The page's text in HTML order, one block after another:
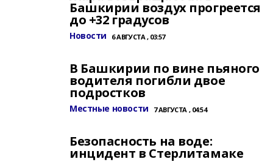
Башкирии воздух прогреется
до +32 градусов
Новости 6 АВГУСТА , 03:57
В Башкирии по вине пьяного
водителя погибли двое
подростков
Местные новости 7 АВГУСТА , 04:54
Безопасность на воде:
инцидент в Стерлитамаке